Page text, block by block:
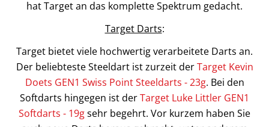
hat Target an das komplette Spektrum gedacht.
Target Darts:
Target bietet viele hochwertig verarbeitete Darts an.
Der beliebteste Steeldart ist zurzeit derTarget Kevin
Doets GEN1 Swiss Point Steeldarts - 23g. Bei den
Softdarts hingegen ist derTarget Luke Littler GEN1
Softdarts - 19gsehr begehrt. Vor kurzem haben Sie